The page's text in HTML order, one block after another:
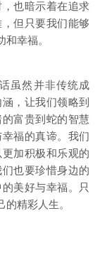
也暗示着在追求
但只要我们能够
幸福。
虽然并非传统成
，让我们领略到
富贵到蛇的智慧
福的真谛。我们
加积极和乐观的
也要珍惜身边的
美好与幸福。只
精彩人生。